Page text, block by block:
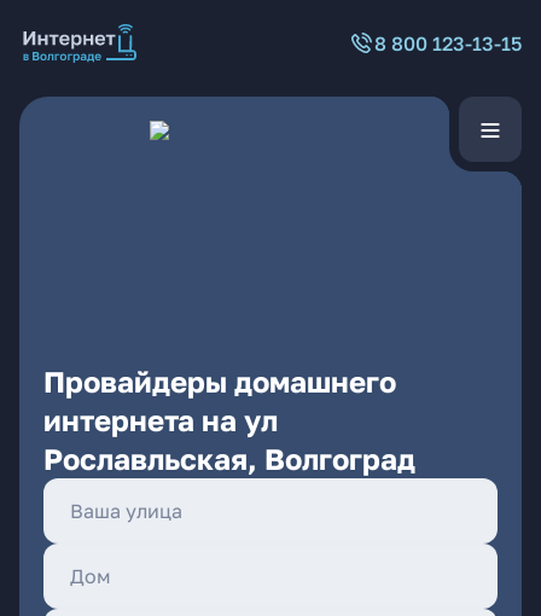
8 800 123-13-15
Провайдеры домашнего
интернета на ул
Рославльская, Волгоград